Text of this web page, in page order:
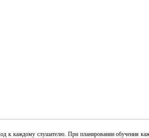
к каждому слушателю. При планировании обучения